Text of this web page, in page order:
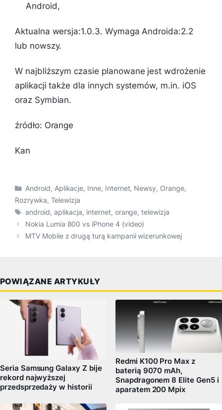
Android,
Aktualna wersja:1.0.3. Wymaga Androida:2.2
lub nowszy.
W najbliższym czasie planowane jest wdrożenie
aplikacji także dla innych systemów, m.in. iOS
oraz Symbian.
źródło: Orange
Kan
Kategorie
Android, Aplikacje, Inne, Internet, Newsy, Orange,
Rozrywka, Telewizja
Tagi
android, aplikacja, internet, orange,telewizja
Nokia Lumia 800 vs iPhone 4 (video)
MTV Mobile z drugą turą kampanii wizerunkowej
POWIĄZANE ARTYKUŁY
Seria Samsung Galaxy Z bije
rekord najwyższej
przedsprzedaży w historii
Redmi K100 Pro Max z
baterią 9070 mAh,
Snapdragonem 8 Elite Gen5 i
aparatem 200 Mpix